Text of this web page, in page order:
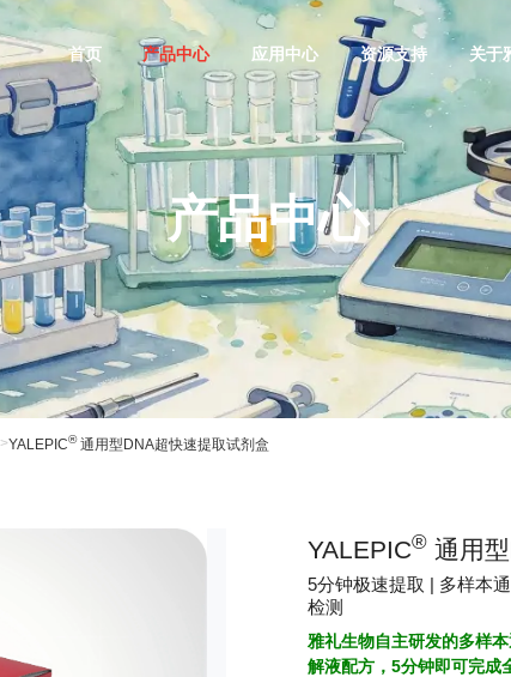
首页 产品中心 应用中心 资源支持 关于
产品中心
>YALEPIC®通用型DNA超快速提取试剂盒
YALEPIC® 通用
5分钟极速提取 | 多样本
检测
雅礼生物自主研发的多样
解液配方，5分钟即可完成